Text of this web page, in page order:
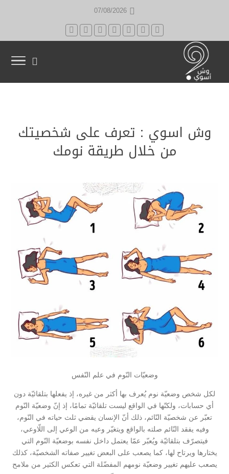
07/08/2026
وش اسوي : تعرف على شخصيتك
من خلال طريقة نومك
وضعيّات النّوم في علم النّفس
لكل شخص وضعيّة نوم يُعرف بها أكثر من غيره، إذ يفعلها بتلقائيّة دون
أي حسابات، ولكنّها في الواقع ليست تلقائيّة تمامًا، إذ إنّ وضعيّة النّوم
تعبّر عن شخصيّة النّائم، ذلك أنّ الإنسان يقضي ثلث حياته في النّوم،
وفيه يفقد النّائم صلته بالواقع ويتغيّر وعيه من الوعي إلى اللّاوعي،
فيتصرّف بتلقائيّة ويُعبّر عمّا يعتمل داخل نفسه بوضعيّة النّوم التي
يختارها ويرتاح لها، كما يصعب على البعض تغيير صفاته الشخصيّة، كذلك
يصعب عليهم تغيير وضعيّة نومهم المفضّلة التي تعكس الكثير من ملامح